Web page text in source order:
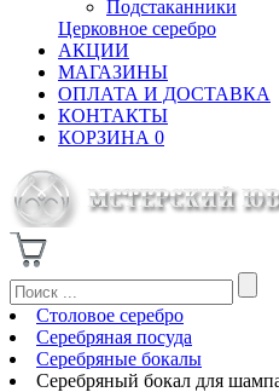
Подстаканники
Церковное серебро
АКЦИИ
МАГАЗИНЫ
ОПЛАТА И ДОСТАВКА
КОНТАКТЫ
КОРЗИНА 0
Столовое серебро
Серебряная посуда
Серебряные бокалы
Серебряный бокал для